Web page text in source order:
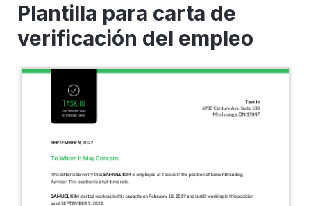
Plantilla para carta de
verificación del empleo